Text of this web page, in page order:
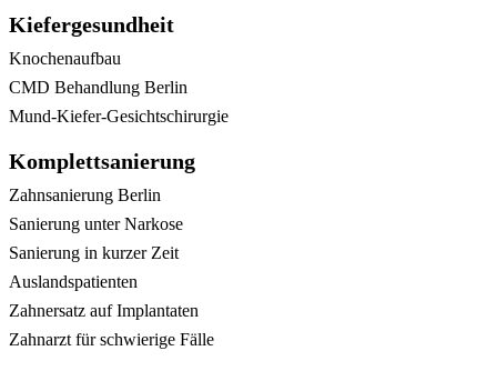
Kiefergesundheit
Knochenaufbau
CMD Behandlung Berlin
Mund-Kiefer-Gesichtschirurgie
Komplettsanierung
Zahnsanierung Berlin
Sanierung unter Narkose
Sanierung in kurzer Zeit
Auslandspatienten
Zahnersatz auf Implantaten
Zahnarzt für schwierige Fälle